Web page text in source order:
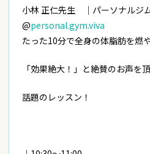
小林 正仁先生 ｜パーソナルジ
@personal.gym.viva
たった10分で全身の体脂肪を燃
「効果絶大！」と絶賛のお声を
話題のレッスン！